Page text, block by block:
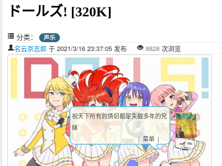
ドールズ! [320K]
分类： 声乐
名云京志郎 于 2021/3/16 23:37:05 发布 8828 次浏览
祝天下所有的情侣都是失散多年的兄
妹
| 菜单 |